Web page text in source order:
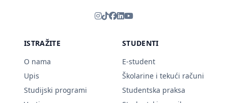
ISTRAŽITE
O nama
Upis
Studijski programi
STUDENTI
E-student
Školarine i tekući računi
Studentska praksa